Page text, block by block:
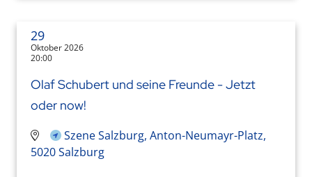
29
Oktober 2026
20:00
Olaf Schubert und seine Freunde - Jetzt
oder now!
Szene Salzburg, Anton-Neumayr-Platz,
5020 Salzburg